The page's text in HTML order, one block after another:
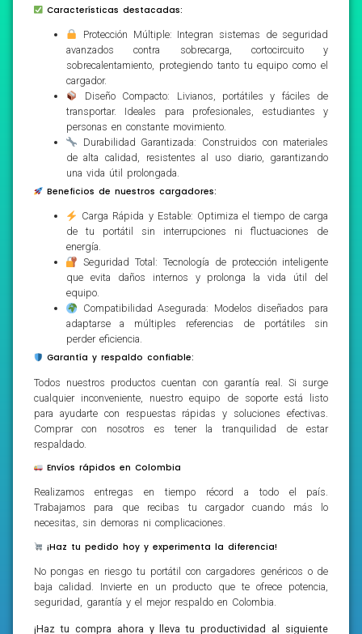
Características destacadas:
Protección Múltiple: Integran sistemas de seguridad
avanzados contra sobrecarga, cortocircuito y
sobrecalentamiento, protegiendo tanto tu equipo como el
cargador.
Diseño Compacto: Livianos, portátiles y fáciles de
transportar. Ideales para profesionales, estudiantes y
personas en constante movimiento.
Durabilidad Garantizada: Construidos con materiales
de alta calidad, resistentes al uso diario, garantizando
una vida útil prolongada.
Beneficios de nuestros cargadores:
Carga Rápida y Estable: Optimiza el tiempo de carga
de tu portátil sin interrupciones ni fluctuaciones de
energía.
Seguridad Total: Tecnología de protección inteligente
que evita daños internos y prolonga la vida útil del
equipo.
Compatibilidad Asegurada: Modelos diseñados para
adaptarse a múltiples referencias de portátiles sin
perder eficiencia.
Garantía y respaldo confiable:
Todos nuestros productos cuentan con garantía real. Si surge
cualquier inconveniente, nuestro equipo de soporte está listo
para ayudarte con respuestas rápidas y soluciones efectivas.
Comprar con nosotros es tener la tranquilidad de estar
respaldado.
Envíos rápidos en Colombia
Realizamos entregas en tiempo récord a todo el país.
Trabajamos para que recibas tu cargador cuando más lo
necesitas, sin demoras ni complicaciones.
¡Haz tu pedido hoy y experimenta la diferencia!
No pongas en riesgo tu portátil con cargadores genéricos o de
baja calidad. Invierte en un producto que te ofrece potencia,
seguridad, garantía y el mejor respaldo en Colombia.
¡Haz tu compra ahora y lleva tu productividad al siguiente